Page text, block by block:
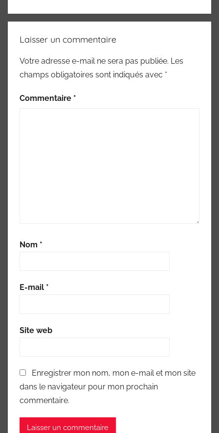
Laisser un commentaire
Votre adresse e-mail ne sera pas publiée. Les
champs obligatoires sont indiqués avec *
Commentaire *
Nom *
E-mail *
Site web
Enregistrer mon nom, mon e-mail et mon site
dans le navigateur pour mon prochain
commentaire.